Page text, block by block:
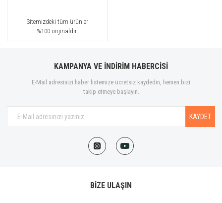
Sitemizdeki tüm ürünler
%100 orijinaldir.
KAMPANYA VE İNDİRİM HABERCİSİ
E-Mail adresinizi haber listemize ücretsiz kaydedin, hemen bizi
takip etmeye başlayın.
KAYDET
BİZE ULAŞIN